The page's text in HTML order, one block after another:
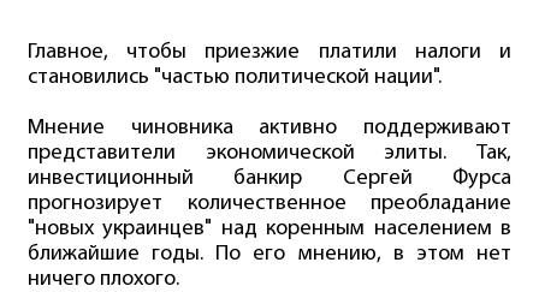
Главное, чтобы приезжие платили налоги и
становились "частью политической нации".
Мнение чиновника активно поддерживают
представители экономической элиты. Так,
инвестиционный банкир Сергей Фурса
прогнозирует количественное преобладание
"новых украинцев" над коренным населением в
ближайшие годы. По его мнению, в этом нет
ничего плохого.